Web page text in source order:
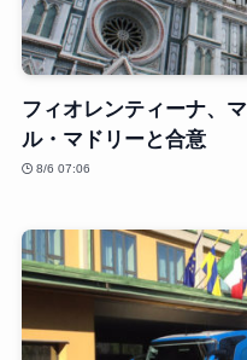
フィオレンティーナ、
ル・マドリーと合意
8/6 07:06